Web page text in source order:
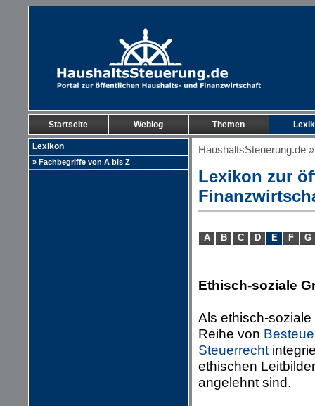
Startseite Weblog Themen
Lexikon
» Fachbegriffe von A bis Z
HaushaltsSteuerung.de
Lexikon zur
A B C D E F G
Ethisch-soziale
Als ethisch-
Reihe von
Steuerrecht
ethischen
angelehnt sind.